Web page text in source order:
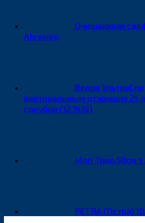
Очищающая
Abrasivo
Ведро
вертикальным отжимом 25
голубой (127935)
Моп Трио 50см
PETRA (Петра)